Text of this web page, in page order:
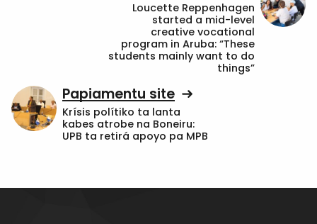
Loucette Reppenhagen
started a mid-level
creative vocational
program in Aruba: “These
students mainly want to do
things”
Papiamentu site
Krísis polítiko ta lanta
kabes atrobe na Boneiru:
UPB ta retirá apoyo pa MPB